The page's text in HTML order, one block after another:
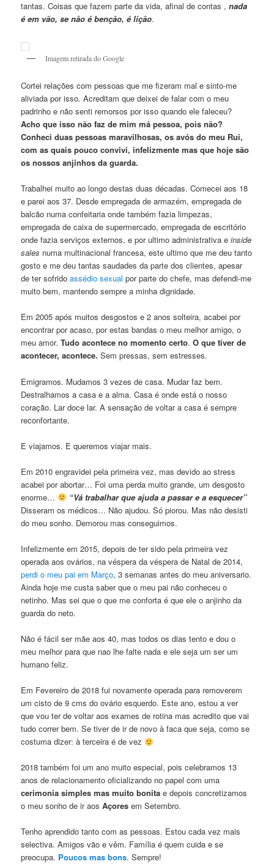
tantas. Coisas que fazem parte da vida, afinal de contas ,nada
é em vão, se não é benção, é lição.
Imagem retirada do Google
Cortei relações com pessoas que me fizeram mal e sinto-me
aliviada por isso. Acreditam que deixei de falar com o meu
padrinho e não senti remorsos por isso quando ele faleceu?
Acho que isso não faz de mim má pessoa, pois não?
Conheci duas pessoas maravilhosas, os avós do meu Rui,
com as quais pouco convivi, infelizmente mas que hoje são
os nossos anjinhos da guarda.
Trabalhei muito ao longo destas duas décadas. Comecei aos 18
e parei aos 37. Desde empregada de armazém, empregada de
balcão numa confeitaria onde também fazia limpezas,
empregada de caixa de supermercado, empregada de escritório
onde fazia serviços externos, e por ultimo administrativa einside
sales numa multinacional francesa, este ultimo que me deu tanto
gosto e me deu tantas saudades da parte dos clientes, apesar
de ter sofridoassédio sexual por parte do chefe, mas defendi-me
muito bem, mantendo sempre a minha dignidade.
Em 2005 após muitos desgostos e 2 anos solteira, acabei por
encontrar por acaso, por estas bandas o meu melhor amigo, o
meu amor.Tudo acontece no momento certo.O que tiver de
acontecer, acontece. Sem pressas, sem estresses.
Emigramos. Mudamos 3 vezes de casa. Mudar faz bem.
Destralhamos a casa e a alma. Casa é onde está o nosso
coração. Lar doce lar. A sensação de voltar a casa é sempre
reconfortante.
E viajamos. E queremos viajar mais.
Em 2010 engravidei pela primeira vez, mas devido ao stress
acabei por abortar… Foi uma perda muito grande, um desgosto
enorme…
“Vá trabalhar que ajuda a passar e a esquecer”
Disseram os médicos… Não ajudou. Só piorou. Mas não desisti
do meu sonho. Demorou mas conseguimos.
Infelizmente em 2015, depois de ter sido pela primeira vez
operada aos ovários, na véspera da véspera de Natal de 2014,
perdi o meu pai em Março, 3 semanas antes do meu aniversario.
Ainda hoje me custa saber que o meu pai não conheceu o
netinho. Mas sei que o que me conforta é que ele o anjinho da
guarda do neto.
Não é fácil ser mãe aos 40, mas todos os dias tento e dou o
meu melhor para que nao lhe falte nada e ele seja um ser um
humano feliz.
Em Fevereiro de 2018 fui novamente operada para removerem
um cisto de 9 cms do ovário esquerdo. Este ano, estou a ver
que vou ter de voltar aos exames de rotina mas acredito que vai
tudo correr bem. Se tiver de ir de novo à faca que seja, como se
costuma dizer: à terceira é de vez
2018 também foi um ano muito especial, pois celebramos 13
anos de relacionamento oficializando no papel com uma
cerimonia simples mas muito bonita e depois concretizamos
o meu sonho de ir aosAçores em Setembro.
Tenho aprendido tanto com as pessoas. Estou cada vez mais
selectiva. Amigos vão e vêm. Família é quem cuida e se
preocupa. Poucos mas bons. Sempre!